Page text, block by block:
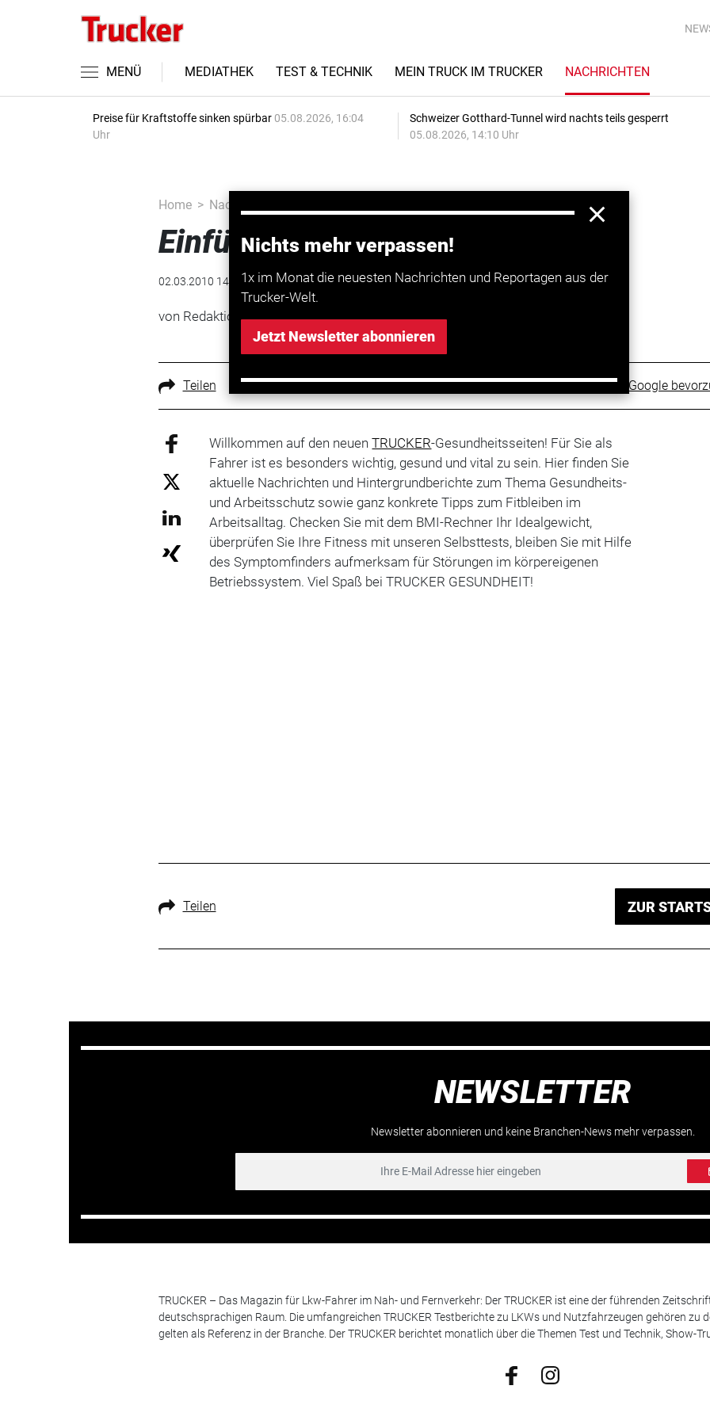
MENÜ MEDIATHEK TEST & TECHNIK MEIN TRUCK IM TRUCKER NACHRICHTEN
Preise für Kraftstoffe sinken spürbar 05.08.2026, 16:04
Uhr
Schweizer Gotthard-Tunnel wird nachts teils gesperrt
05.08.2026, 14:10 Uhr
Home Nachrichten
Einführungstext
02.03.2010 14:29 Uhr
von Redaktion TRUCKER
Teilen Trucker bei Google
Nichts mehr verpassen!
1x im Monat die neuesten Nachrichten und Reportagen aus der
Trucker-Welt.
Jetzt Newsletter abonnieren
Willkommen auf den neuenTRUCKER-Gesundheitsseiten! Für Sie als
Fahrer ist es besonders wichtig, gesund und vital zu sein. Hier finden Sie
aktuelle Nachrichten und Hintergrundberichte zum Thema Gesundheits-
und Arbeitsschutz sowie ganz konkrete Tipps zum Fitbleiben im
Arbeitsalltag. Checken Sie mit dem BMI-Rechner Ihr Idealgewicht,
überprüfen Sie Ihre Fitness mit unseren Selbsttests, bleiben Sie mit Hilfe
des Symptomfinders aufmerksam für Störungen im körpereigenen
Betriebssystem. Viel Spaß bei TRUCKER GESUNDHEIT!
Teilen ZUR
NEWSLETTER
Newsletter abonnieren und keine Branchen-News mehr verpassen.
TRUCKER – Das Magazin für Lkw-Fahrer im Nah- und Fernverkehr: Der TRUCKER ist eine der führenden
deutschsprachigen Raum. Die umfangreichen TRUCKER Testberichte zu LKWs und Nutzfahrzeugen gehören zu
gelten als Referenz in der Branche. Der TRUCKER berichtet monatlich über die Themen Test und Technik, Show-